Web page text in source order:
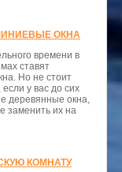
ОКНА
времени в
ставят
Но не стоит
у вас до сих
деревянные окна,
заменить их на
КОМНАТУ